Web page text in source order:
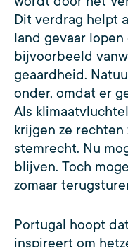
Dit verdrag helpt
land gevaar
bijvoorbeeld
geaardheid.
onder, omdat er
Als
krijgen ze rechten
stemrecht. Nu
blijven. Toch
zomaar
Portugal hoopt
inspireert om